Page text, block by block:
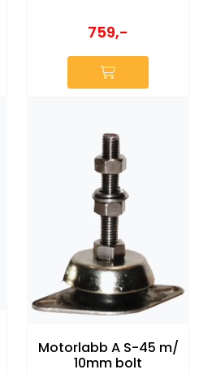
759,-
Motorlabb A S-45 m/
10mm bolt